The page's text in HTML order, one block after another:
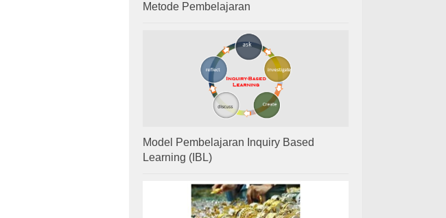
Metode Pembelajaran
Model Pembelajaran Inquiry Based
Learning (IBL)